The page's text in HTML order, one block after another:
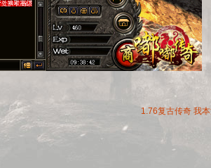
1.76复古传奇 我